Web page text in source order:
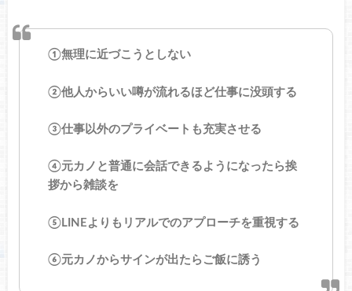
①無理に近づこうとしない
②他人からいい噂が流れるほど仕事に没頭する
③仕事以外のプライベートも充実させる
④元カノと普通に会話できるようになったら挨
拶から雑談を
⑤LINEよりもリアルでのアプローチを重視する
⑥元カノからサインが出たらご飯に誘う